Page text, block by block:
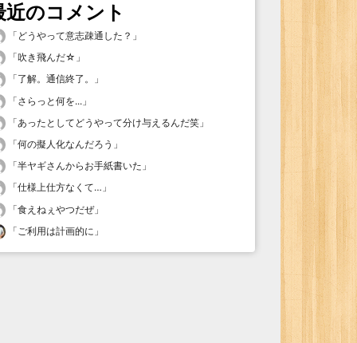
近のコメント
「 どうやって意志疎通した？ 」
「吹き飛んだ☆ 」
「了解。通信終了。
」
「さらっと何を... 」
「あったとしてどうやって分け与えるんだ笑 」
「何の擬人化なんだろう 」
「半ヤギさんからお手紙書いた 」
「仕様上仕方なくて… 」
「食えねぇやつだぜ」
「 ご利用は計画的に 」